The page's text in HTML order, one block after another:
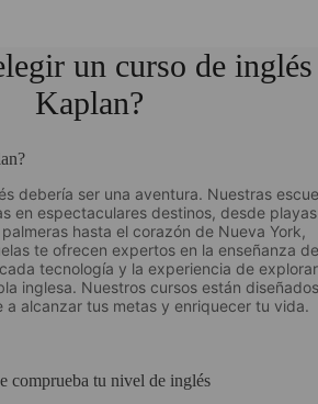
un curso de inglés
Kaplan?
debería ser una aventura. Nuestras
en espectaculares destinos, desde playas
hasta el corazón de Nueva York,
te ofrecen expertos en la enseñanza
tecnología y la experiencia de
inglesa. Nuestros cursos están diseñados
a alcanzar tus metas y enriquecer tu vida.
comprueba tu nivel de inglés